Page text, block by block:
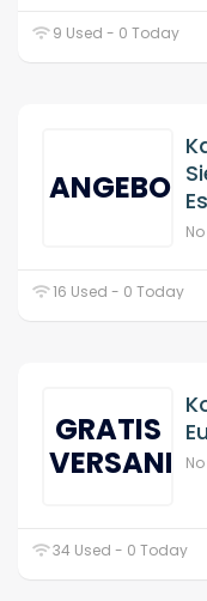
9 Used - 0 Today
ANGEBOT
16 Used - 0 Today
GRATIS
VERSAND
34 Used - 0 Today